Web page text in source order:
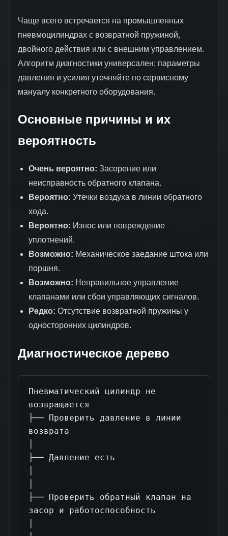
Чаще всего встречается на промышленных
пневмоцилиндрах с возвратной пружиной,
двойного действия или с внешним управлением.
Алгоритм диагностики универсален; параметры
давления и усилия уточняйте по сервисному
мануалу конкретного оборудования.
Основные причины и их
вероятность
Очень вероятно: Засорение или
неисправность обратного клапана.
Вероятно: Утечки воздуха в линии обратного
хода.
Вероятно: Износ или повреждение
уплотнений.
Возможно: Механическое заедание штока или
поршня.
Возможно: Неправильное управление
клапанами или сбои управляющих сигналов.
Редко: Отсутствие возвратной пружины у
односторонних цилиндров.
Диагностическое дерево
Пневматический цилиндр не
возвращается
├── Проверить давление в линии
возврата
├── Давление есть
├── Проверить обратный клапан на
засор и работоспособность